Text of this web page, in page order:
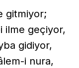
gitmiyor;
ilme geçiyor,
gidiyor,
i nura,